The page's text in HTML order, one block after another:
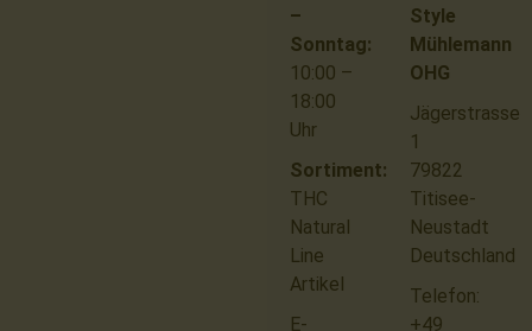
Style
Mühlemann
OHG
Jägerstrasse
1
79822
Titisee-
Neustadt
Deutschland
Telefon:
+49
–
Sonntag:
10:00 –
18:00
Uhr
Sortiment:
THC
Natural
Line
Artikel
E-